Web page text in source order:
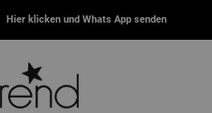
Hier klicken und Whats App senden